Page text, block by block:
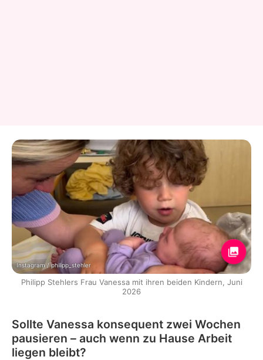
Instagram / philipp_stehler
Philipp Stehlers Frau Vanessa mit ihren beiden Kindern, Juni
2026
Sollte Vanessa konsequent zwei Wochen
pausieren – auch wenn zu Hause Arbeit
liegen bleibt?